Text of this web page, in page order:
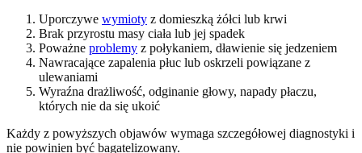
Uporczywe wymioty z domieszką żółci lub krwi
Brak przyrostu masy ciała lub jej spadek
Poważne problemy z połykaniem, dławienie się jedzeniem
Nawracające zapalenia płuc lub oskrzeli powiązane z
ulewaniami
Wyraźna drażliwość, odginanie głowy, napady płaczu,
których nie da się ukoić
Każdy z powyższych objawów wymaga szczegółowej diagnostyki i
nie powinien być bagatelizowany.